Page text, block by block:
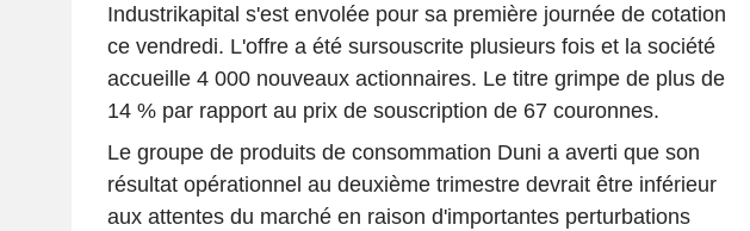
Industrikapital s'est envolée pour sa première journée de cotation
ce vendredi. L'offre a été sursouscrite plusieurs fois et la société
accueille 4 000 nouveaux actionnaires. Le titre grimpe de plus de
14 % par rapport au prix de souscription de 67 couronnes.
Le groupe de produits de consommation Duni a averti que son
résultat opérationnel au deuxième trimestre devrait être inférieur
aux attentes du marché en raison d'importantes perturbations